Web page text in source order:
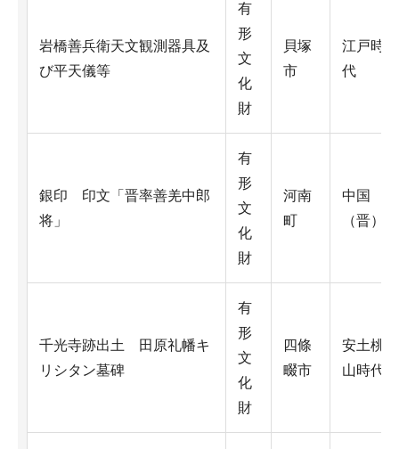
岩橋善兵衛天文観測器具及
び平天儀等
有
形
文
化
財
貝塚
市
江戸時
代
銀印 印文「晋率善羌中郎
将」
有
形
文
化
財
河南
町
中国
（晋）
千光寺跡出土 田原礼幡キ
リシタン墓碑
有
形
文
化
財
四條
畷市
安土桃
山時代